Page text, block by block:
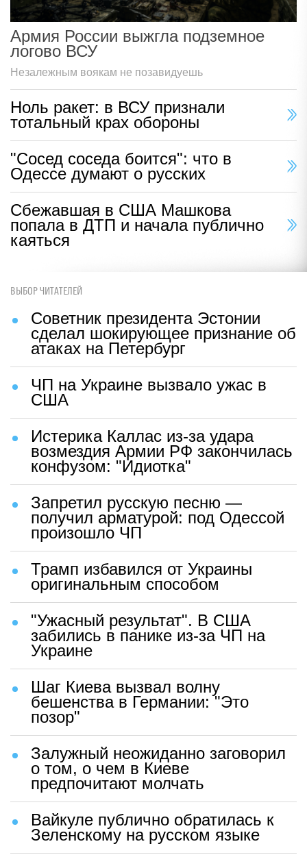
Армия России выжгла подземное
логово ВСУ
Незалежным воякам не позавидуешь
Ноль ракет: в ВСУ признали
тотальный крах обороны
"Сосед соседа боится": что в
Одессе думают о русских
Сбежавшая в США Машкова
попала в ДТП и начала публично
каяться
ВЫБОР ЧИТАТЕЛЕЙ
Советник президента Эстонии
сделал шокирующее признание об
атаках на Петербург
ЧП на Украине вызвало ужас в
США
Истерика Каллас из-за удара
возмездия Армии РФ закончилась
конфузом: "Идиотка"
Запретил русскую песню —
получил арматурой: под Одессой
произошло ЧП
Трамп избавился от Украины
оригинальным способом
"Ужасный результат". В США
забились в панике из-за ЧП на
Украине
Шаг Киева вызвал волну
бешенства в Германии: "Это
позор"
Залужный неожиданно заговорил
о том, о чем в Киеве
предпочитают молчать
Вайкуле публично обратилась к
Зеленскому на русском языке